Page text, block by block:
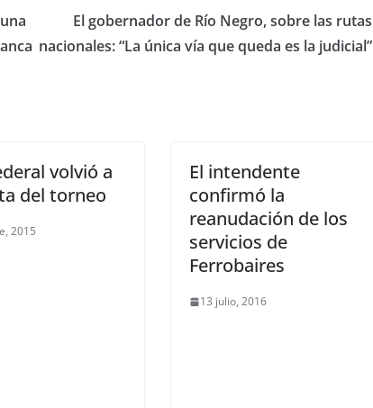
El gobernador de Río Negro, sobre las rutas
nacionales: “La única vía que queda es la judicial”
volvió a
del torneo
2015
El intendente
confirmó la
reanudación de los
servicios de
Ferrobaires
13 julio, 2016